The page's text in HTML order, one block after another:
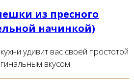
из пресного
начинкой)
удивит вас своей простотой
вкусом.